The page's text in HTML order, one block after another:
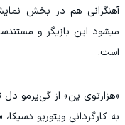
آهنگرانی هم در بخش
میشود این بازیگر و
است.
«هزارتوی پن» از گی‌یرمو دل
به کارگردانی ویتوریو